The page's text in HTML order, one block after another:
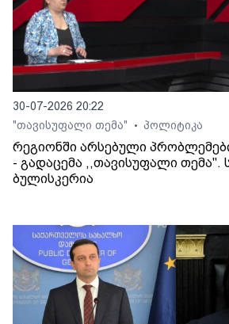
30-07-2026 20:22
"თავისუფალი თემა"
• პოლიტიკა
რეგიონში არსებული
- გადაცემა ,,თავისუფალი თემა".
ბულისკერია